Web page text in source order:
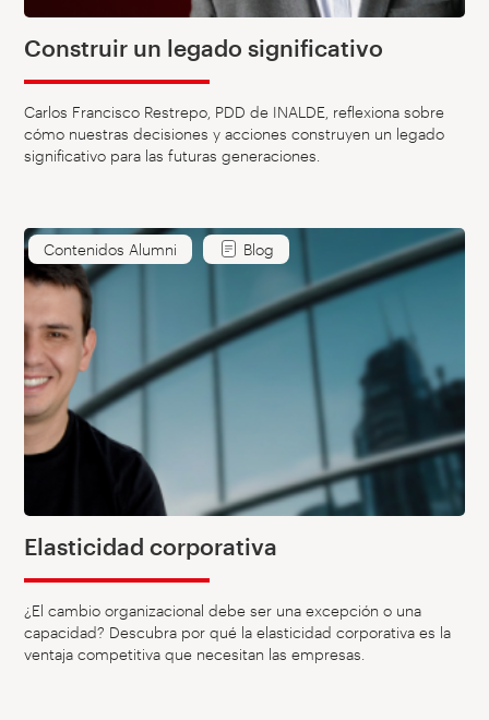
Construir un legado significativo
Carlos Francisco Restrepo, PDD de INALDE, reflexiona sobre
cómo nuestras decisiones y acciones construyen un legado
significativo para las futuras generaciones.
Contenidos Alumni Blog
Elasticidad corporativa
¿El cambio organizacional debe ser una excepción o una
capacidad? Descubra por qué la elasticidad corporativa es la
ventaja competitiva que necesitan las empresas.